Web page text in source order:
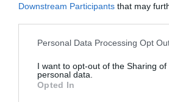
Downstream Participants that may
Personal Data Processing Opt
I want to opt-out of the Sharing of
personal data.
Opted In